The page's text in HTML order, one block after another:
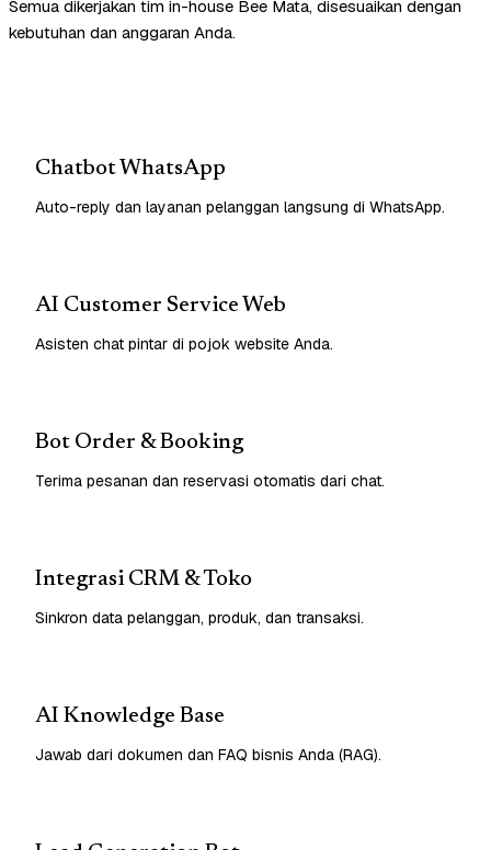
Semua dikerjakan tim in-house Bee Mata, disesuaikan dengan
kebutuhan dan anggaran Anda.
Chatbot WhatsApp
Auto-reply dan layanan pelanggan langsung di WhatsApp.
AI Customer Service Web
Asisten chat pintar di pojok website Anda.
Bot Order & Booking
Terima pesanan dan reservasi otomatis dari chat.
Integrasi CRM & Toko
Sinkron data pelanggan, produk, dan transaksi.
AI Knowledge Base
Jawab dari dokumen dan FAQ bisnis Anda (RAG).